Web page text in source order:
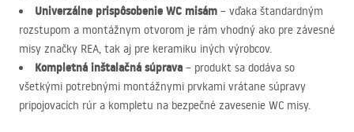
Univerzálne prispôsobenie WC misám – vďaka štandardným
rozstupom a montážnym otvorom je rám vhodný ako pre závesné
misy značky REA, tak aj pre keramiku iných výrobcov.
Kompletná inštalačná súprava – produkt sa dodáva so
všetkými potrebnými montážnymi prvkami vrátane súpravy
pripojovacích rúr a kompletu na bezpečné zavesenie WC misy.